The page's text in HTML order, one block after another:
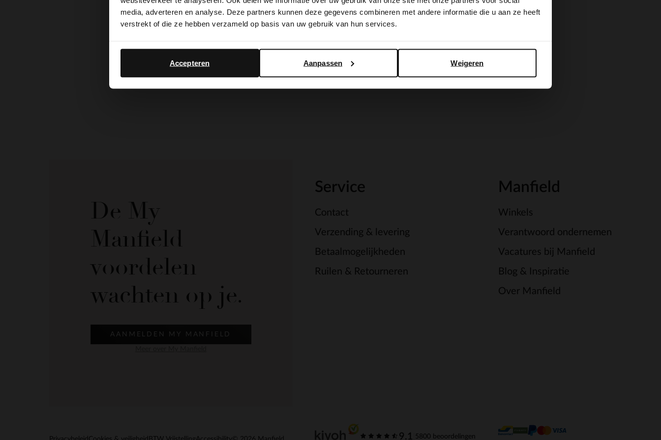
media, adverteren en analyse. Deze partners kunnen deze gegevens combineren met andere informatie die u aan ze heeft
verstrekt of die ze hebben verzameld op basis van uw gebruik van hun services.
Weigeren
Aanpassen
Accepteren
De My
Manfield
voordelen
wachten op je.
AANMELDEN MY MANFIELD
Service
Contact
Verzending & levering
Betaalmogelijkheden
Ruilen & Retourneren
Manfield
Winkels
Verantwoord ondernemen
Vacatures bij Manfield
Blog & Inspiratie
Over Manfield
9.1 5800 beoordelingen